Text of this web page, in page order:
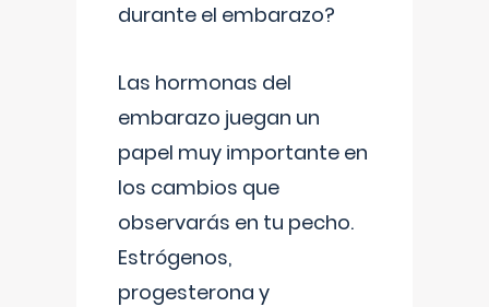
durante el embarazo?
Las hormonas del
embarazo juegan un
papel muy importante en
los cambios que
observarás en tu pecho.
Estrógenos,
progesterona y